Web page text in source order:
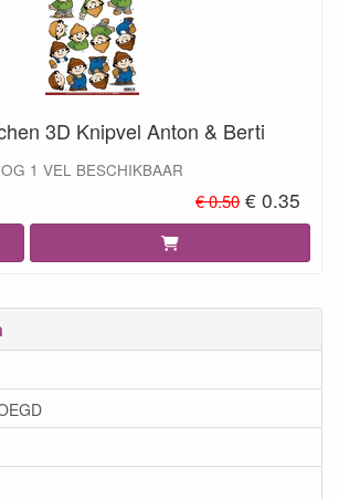
3D Knipvel Anton & Berti
1 VEL BESCHIKBAAR
€ 0.50 € 0.35